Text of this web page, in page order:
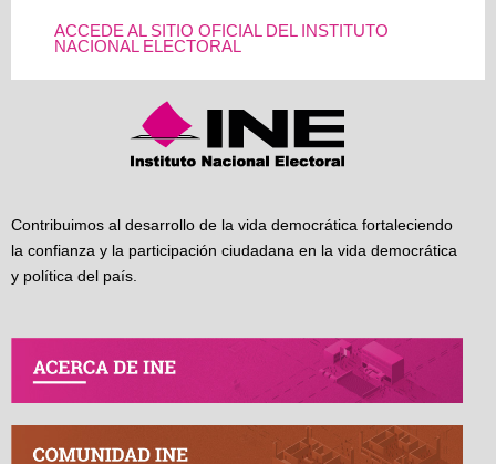
ACCEDE AL SITIO OFICIAL DEL INSTITUTO
NACIONAL ELECTORAL
Contribuimos al desarrollo de la vida democrática fortaleciendo
la confianza y la participación ciudadana en la vida democrática
y política del país.